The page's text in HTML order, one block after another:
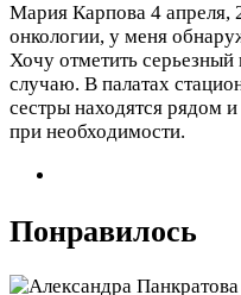
Мария Карпова 4 апреля,
онкологии, у меня
Хочу отметить
случаю. В палатах
сестры находятся рядом
при необходимости.
Понравилось